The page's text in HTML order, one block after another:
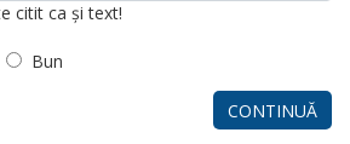
citit ca şi text!
Bun
CONTINUĂ